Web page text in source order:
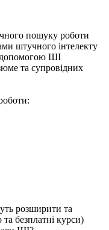
пошуку роботи
штучного інтелекту
ШІ
та супровідних
розширити та
та безплатні курси)